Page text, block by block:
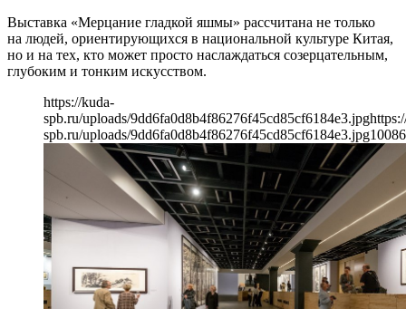
Выставка «Мерцание гладкой яшмы» рассчитана не только
на людей, ориентирующихся в национальной культуре Китая,
но и на тех, кто может просто наслаждаться созерцательным,
глубоким и тонким искусством.
https://kuda-
spb.ru/uploads/9dd6fa0d8b4f86276f45cd85cf6184e3.jpg
spb.ru/uploads/9dd6fa0d8b4f86276f45cd85cf6184e3.jpg1008